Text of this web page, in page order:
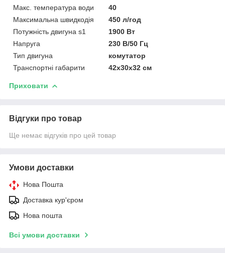
Макс. температура води
40
Максимальна швидкодія
450 л/год
Потужність двигуна s1
1900 Вт
Напруга
230 В/50 Гц
Тип двигуна
комутатор
Транспортні габарити
42х30х32 см
Приховати
Відгуки про товар
Ще немає відгуків про цей товар
Умови доставки
Нова Пошта
Доставка кур'єром
Нова пошта
Всі умови доставки